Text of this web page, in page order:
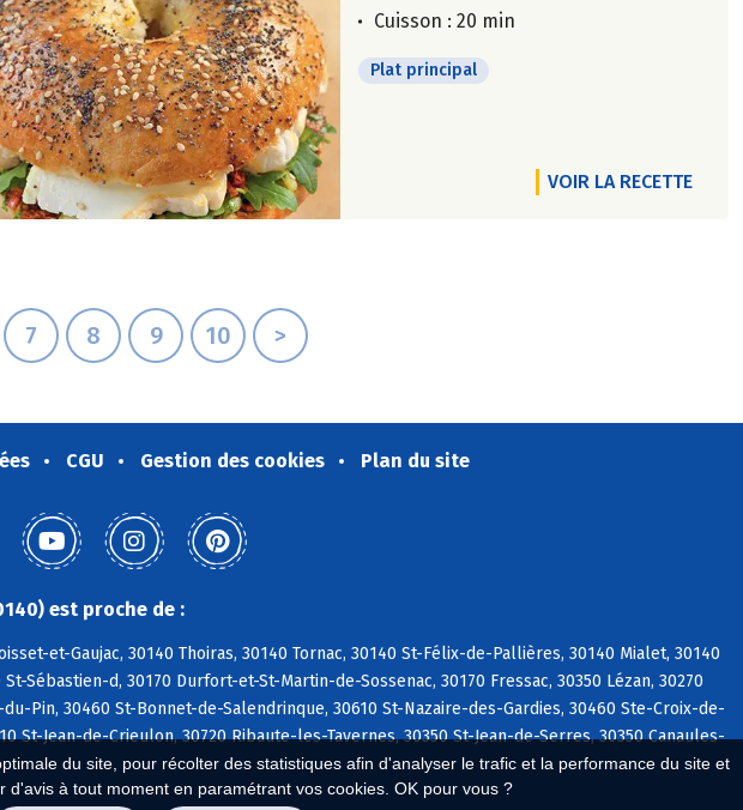
du site, pour récolter des statistiques afin d'analyser le trafic et la performance du site et
à tout moment en paramétrant vos cookies. OK pour vous ?
Cuisson : 20 min
Plat principal
VOIR LA RECETTE
7 8 9 10 >
CGU Gestion des cookies Plan du site
est proche de :
et-Gaujac, 30140 Thoiras, 30140 Tornac, 30140 St-Félix-de-Pallières, 30140 Mialet, 30140
Sébastien-d, 30170 Durfort-et-St-Martin-de-Sossenac, 30170 Fressac, 30350 Lézan, 30270
Pin, 30460 St-Bonnet-de-Salendrinque, 30610 St-Nazaire-des-Gardies, 30460 Ste-Croix-de-
St-Jean-de-Crieulon, 30720 Ribaute-les-Tavernes, 30350 St-Jean-de-Serres, 30350 Canaules-